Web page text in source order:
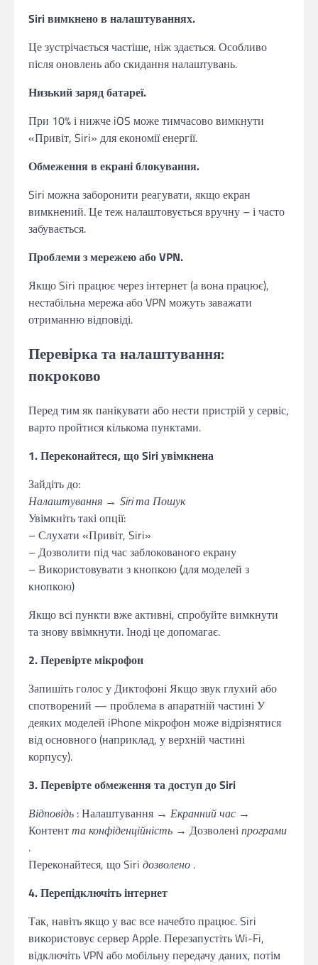
Siri вимкнено в налаштуваннях.
Це зустрічається частіше, ніж здається. Особливо
після оновлень або скидання налаштувань.
Низький заряд батареї.
При 10% і нижче iOS може тимчасово вимкнути
«Привіт, Siri» для економії енергії.
Обмеження в екрані блокування.
Siri можна заборонити реагувати, якщо екран
вимкнений. Це теж налаштовується вручну – і часто
забувається.
Проблеми з мережею або VPN.
Якщо Siri працює через інтернет (а вона працює),
нестабільна мережа або VPN можуть заважати
отриманню відповіді.
Перевірка та налаштування:
покроково
Перед тим як панікувати або нести пристрій у сервіс,
варто пройтися кількома пунктами.
1. Переконайтеся, що Siri увімкнена
Зайдіть до:
Налаштування → Siri та Пошук
Увімкніть такі опції:
– Слухати «Привіт, Siri»
– Дозволити під час заблокованого екрану
– Використовувати з кнопкою (для моделей з
кнопкою)
Якщо всі пункти вже активні, спробуйте вимкнути
та знову ввімкнути. Іноді це допомагає.
2. Перевірте мікрофон
Запишіть голос у Диктофоні Якщо звук глухий або
спотворений — проблема в апаратній частині У
деяких моделей iPhone мікрофон може відрізнятися
від основного (наприклад, у верхній частині
корпусу).
3. Перевірте обмеження та доступ до Siri
Відповідь : Налаштування → Екранний час →
Контентта конфіденційність → Дозволеніпрограми
.
Переконайтеся, що Siri дозволено .
4. Перепідключіть інтернет
Так, навіть якщо у вас все начебто працює. Siri
використовує сервер Apple. Перезапустіть Wi-Fi,
відключіть VPN або мобільну передачу даних, потім